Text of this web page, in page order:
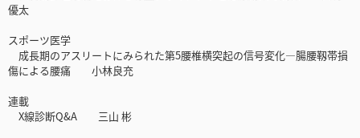
優太
スポーツ医学
成長期のアスリートにみられた第5腰椎横突起の信号変化―腸腰靱帯損
傷による腰痛 小林良充
連載
X線診断Q&A 三山 彬